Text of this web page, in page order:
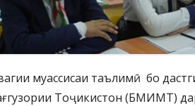
муассисаи таълимӣ бо
Тоҷикистон (БМИМТ)